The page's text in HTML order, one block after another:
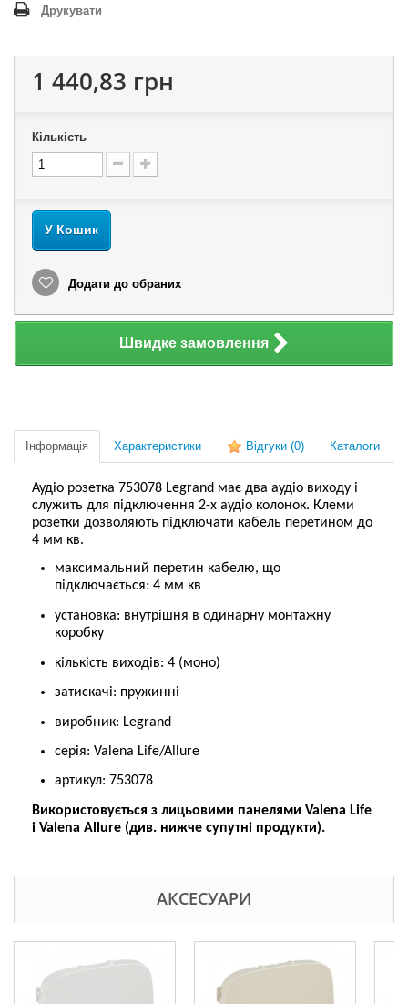
Друкувати
1 440,83 грн
Кількість
У Кошик
Додати до обраних
Швидке замовлення
Інформація Характеристики Відгуки (0) Каталоги
Аудіо розетка 753078 Legrand має два аудіо виходу і
служить для підключення 2-х аудіо колонок. Клеми
розетки дозволяють підключати кабель перетином до
4 мм кв.
максимальний перетин кабелю, що
підключається: 4 мм кв
установка: внутрішня в одинарну монтажну
коробку
кількість виходів: 4 (моно)
затискачі: пружинні
виробник: Legrand
серія: Valena Life/Allure
артикул: 753078
Використовується з лицьовими панелями Valena Life
і Valena Allure (див. нижче супутні продукти).
АКСЕСУАРИ